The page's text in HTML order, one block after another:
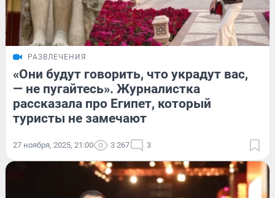
РАЗВЛЕЧЕНИЯ
«Они будут говорить, что украдут вас,
— не пугайтесь». Журналистка
рассказала про Египет, который
туристы не замечают
27 ноября, 2025, 21:00 3 267 3